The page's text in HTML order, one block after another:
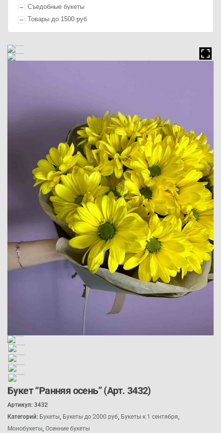
Съедобные букеты
Товары до 1500 руб
Букет “Ранняя осень” (Арт. 3432)
Артикул: 3432
Категорий: Букеты, Букеты до 2000 руб, Букеты к 1 сентября,
Монобукеты, Осенние букеты